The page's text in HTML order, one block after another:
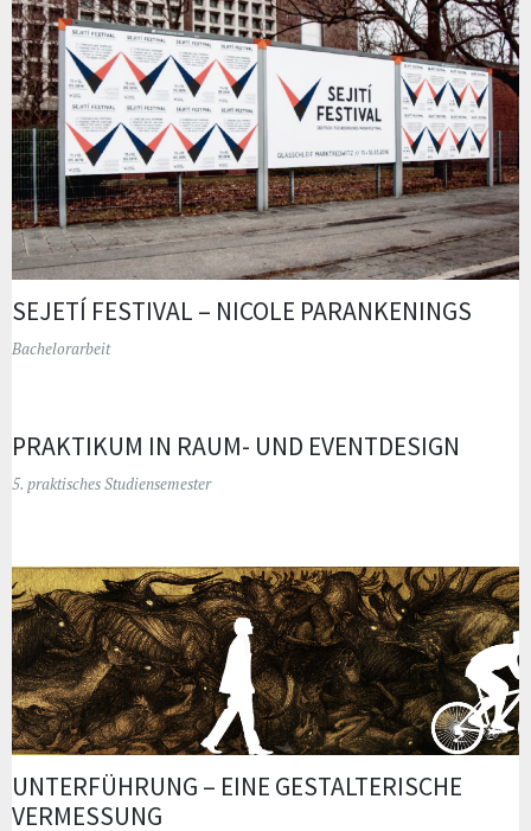
SEJETÍ FESTIVAL – NICOLE PARANKENINGS
Bachelorarbeit
PRAKTIKUM IN RAUM- UND EVENTDESIGN
5. praktisches Studiensemester
UNTERFÜHRUNG – EINE GESTALTERISCHE
VERMESSUNG